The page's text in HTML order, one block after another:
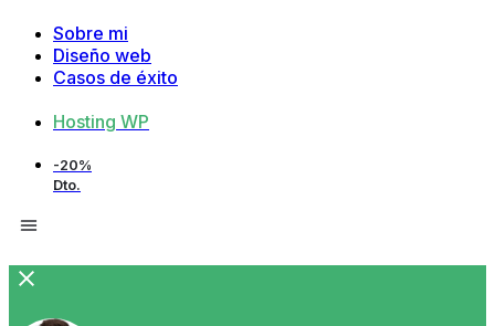
Sobre mi
Diseño web
Casos de éxito
Hosting WP
-20%
Dto.